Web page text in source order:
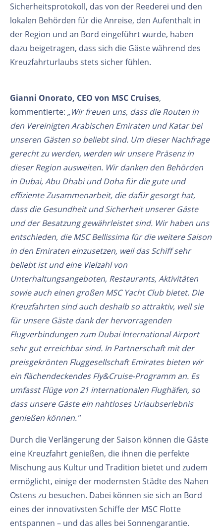
Sicherheitsprotokoll, das von der Reederei und den
lokalen Behörden für die Anreise, den Aufenthalt in
der Region und an Bord eingeführt wurde, haben
dazu beigetragen, dass sich die Gäste während des
Kreuzfahrturlaubs stets sicher fühlen.
Gianni Onorato, CEO von MSC Cruises,
kommentierte: „Wir freuen uns, dass die Routen in
den Vereinigten Arabischen Emiraten und Katar bei
unseren Gästen so beliebt sind. Um dieser Nachfrage
gerecht zu werden, werden wir unsere Präsenz in
dieser Region ausweiten. Wir danken den Behörden
in Dubai, Abu Dhabi und Doha für die gute und
effiziente Zusammenarbeit, die dafür gesorgt hat,
dass die Gesundheit und Sicherheit unserer Gäste
und der Besatzung gewährleistet sind. Wir haben uns
entschieden, die MSC Bellissima für die weitere Saison
in den Emiraten einzusetzen, weil das Schiff sehr
beliebt ist und eine Vielzahl von
Unterhaltungsangeboten, Restaurants, Aktivitäten
sowie auch einen großen MSC Yacht Club bietet. Die
Kreuzfahrten sind auch deshalb so attraktiv, weil sie
für unsere Gäste dank der hervorragenden
Flugverbindungen zum Dubai International Airport
sehr gut erreichbar sind. In Partnerschaft mit der
preisgekrönten Fluggesellschaft Emirates bieten wir
ein flächendeckendes Fly&Cruise-Programm an. Es
umfasst Flüge von 21 internationalen Flughäfen, so
dass unsere Gäste ein nahtloses Urlaubserlebnis
genießen können."
Durch die Verlängerung der Saison können die Gäste
eine Kreuzfahrt genießen, die ihnen die perfekte
Mischung aus Kultur und Tradition bietet und zudem
ermöglicht, einige der modernsten Städte des Nahen
Ostens zu besuchen. Dabei können sie sich an Bord
eines der innovativsten Schiffe der MSC Flotte
entspannen – und das alles bei Sonnengarantie.